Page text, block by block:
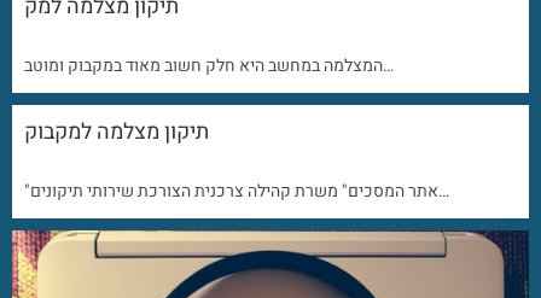
תיקון מצלמה למק
המצלמה במחשב היא חלק חשוב מאוד במקבוק ומוטב…
תיקון מצלמה למקבוק
"אתר המסכים" משרת קהילה צרכנית הצורכת שירותי תיקונים…